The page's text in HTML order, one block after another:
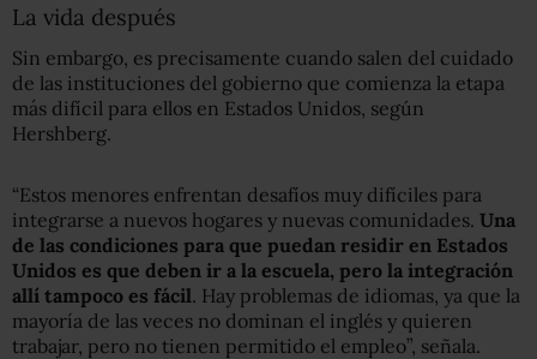
La vida después
Sin embargo, es precisamente cuando salen del cuidado
de las instituciones del gobierno que comienza la etapa
más difícil para ellos en Estados Unidos, según
Hershberg.
“Estos menores enfrentan desafíos muy difíciles para
integrarse a nuevos hogares y nuevas comunidades. Una
de las condiciones para que puedan residir en Estados
Unidos es que deben ir a la escuela, pero la integración
allí tampoco es fácil. Hay problemas de idiomas, ya que la
mayoría de las veces no dominan el inglés y quieren
trabajar, pero no tienen permitido el empleo”, señala.